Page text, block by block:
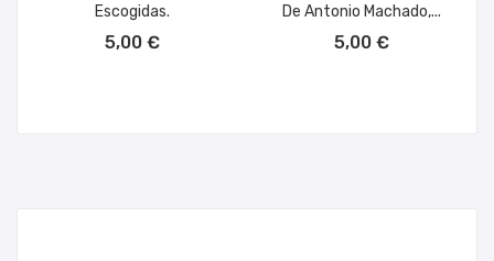
Escogidas.
5,00 €
De Antonio Machado,...
5,00 €